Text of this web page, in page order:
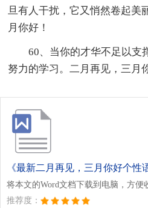
旦有人干扰，它又悄然卷起美
月你好！
60、当你的才华不足以支
努力的学习。二月再见，三月
将本文的Word文档下载到电脑，方便
推荐度：